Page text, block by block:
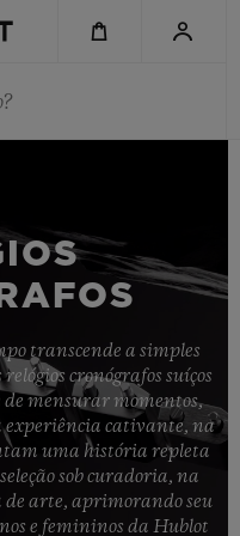
transcende a simples
cronógrafos suíços
mensurar momentos,
experiência cativante, na
uma história repleta
sob curadoria, na
de arte, aprimorando seu
e femininos da Hublot